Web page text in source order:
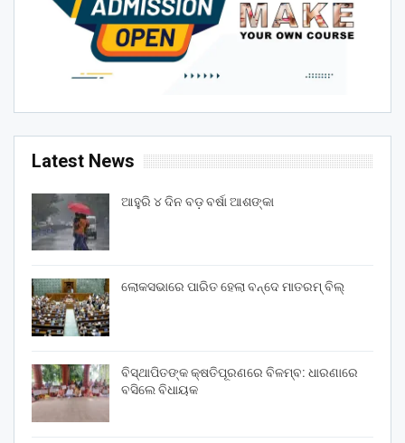
Latest News
ଆହୁରି ୪ ଦିନ ବଡ଼ ବର୍ଷା ଆଶଙ୍କା
ଲୋକସଭାରେ ପାରିତ ହେଲା ବନ୍ଦେ ମାତରମ୍‌ ବିଲ୍‌
ବିସ୍ଥାପିତଙ୍କ କ୍ଷତିପୂରଣରେ ବିଳମ୍ବ: ଧାରଣାରେ
ବସିଲେ ବିଧାୟକ